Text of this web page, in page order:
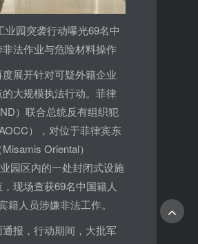
业园突袭行动曝光69名中
法作业与危险材料操作
展开针对可疑外籍企业
大规模执法行动。菲律
）联合总统反有组织犯
），对位于菲律宾东
Oriental）
园区内的一处封闭式设施
现场查获69名中国籍人
籍人员涉嫌非法工作。
报，行动期间，大批军